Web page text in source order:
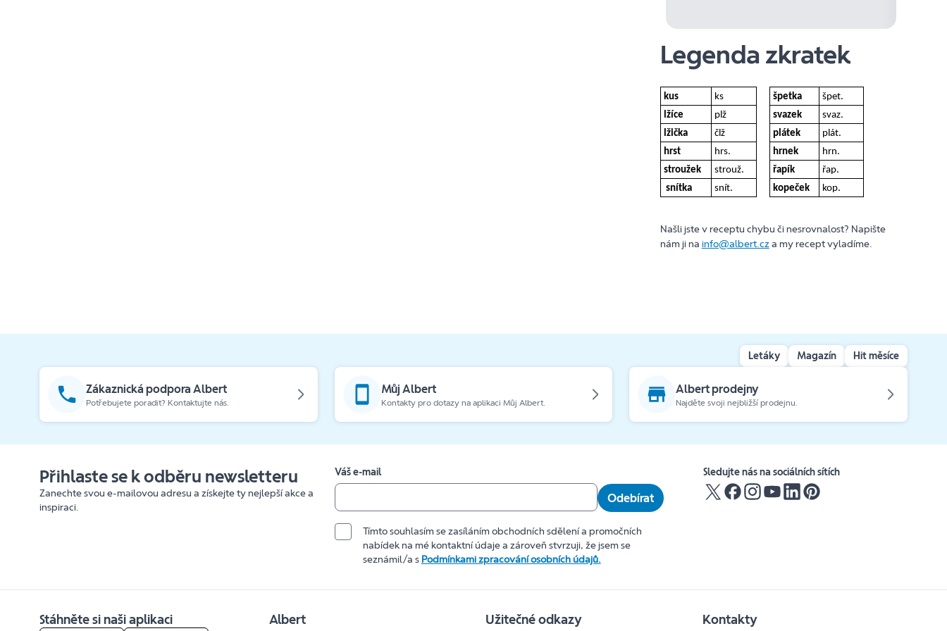
Legenda zkratek
kus ks špetka
špet.
lžíce
plž svazek
svaz.
lžička
člž plátek
plát.
hrst
hrs. hrnek
hrn.
stroužek
strouž. řapík
řap.
snítka
snít. kopeček kop.
Našli jste v receptu chybu či nesrovnalost? Napište
nám ji na info@albert.cza my recept vyladíme.
Letáky Magazín Hit měsíce
Zákaznická podpora Albert
Potřebujete poradit? Kontaktujte nás.
Můj Albert
Kontakty pro dotazy na aplikaci Můj Albert.
Albert prodejny
Najděte svoji nejbližší prodejnu.
Přihlaste se k odběru newsletteru
Zanechte svou e-mailovou adresu a získejte ty nejlepší akce a
inspiraci.
Váš e-mail
Odebírat
Tímto souhlasím se zasíláním obchodních sdělení a promočních
nabídek na mé kontaktní údaje a zároveň stvrzuji, že jsem se
seznámil/a s Podmínkami zpracování osobních údajů.
Sledujte nás na sociálních sítích
Stáhněte si naši aplikaci Albert Užitečné odkazy Kontakty